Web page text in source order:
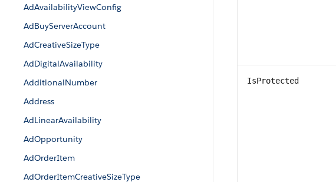
AdAvailabilityViewConfig
AdBuyServerAccount
AdCreativeSizeType
AdDigitalAvailability
AdditionalNumber
Address
AdLinearAvailability
AdOpportunity
AdOrderItem
AdOrderItemCreativeSizeType
IsProtected